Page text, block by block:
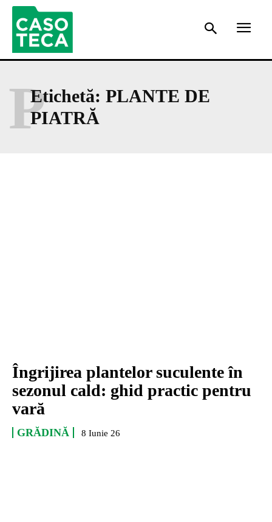
Etichetă: PLANTE DE
PIATRĂ
P
Îngrijirea plantelor suculente în
sezonul cald: ghid practic pentru
vară
GRĂDINĂ 8 Iunie 26